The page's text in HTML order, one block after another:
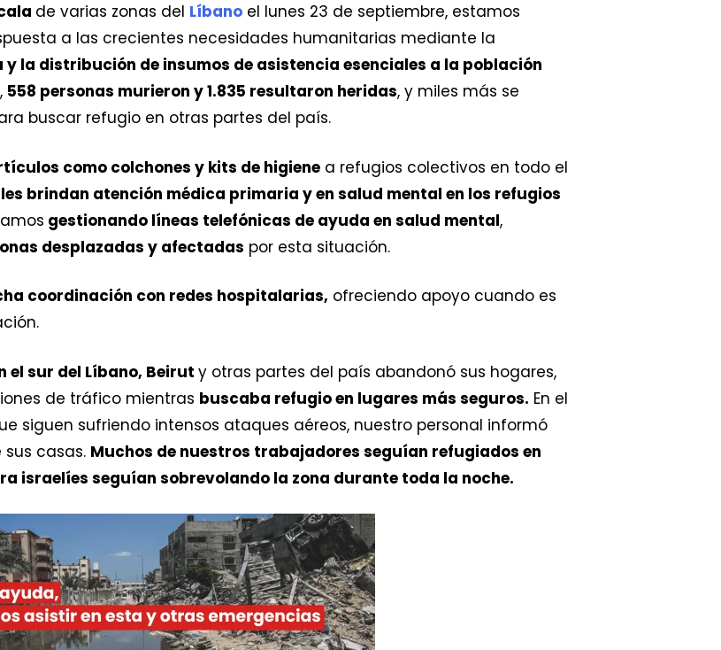
de varias zonas del Líbano el lunes 23 de septiembre, estamos
a las crecientes necesidades humanitarias mediante la
la distribución de insumos de asistencia esenciales a la población
558 personas murieron y 1.835 resultaron heridas, y miles más se
buscar refugio en otras partes del país.
como colchones y kits de higiene a refugios colectivos en todo el
brindan atención médica primaria y en salud mental en los refugios
gestionando líneas telefónicas de ayuda en salud mental,
desplazadas y afectadas por esta situación.
coordinación con redes hospitalarias, ofreciendo apoyo cuando es
el sur del Líbano, Beirut y otras partes del país abandonó sus hogares,
de tráfico mientras buscaba refugio en lugares más seguros. En el
siguen sufriendo intensos ataques aéreos, nuestro personal informó
casas. Muchos de nuestros trabajadores seguían refugiados en
israelíes seguían sobrevolando la zona durante toda la noche.